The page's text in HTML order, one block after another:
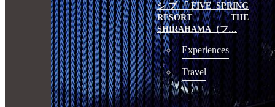
シブ「FIVE SPRING
RESORT THE
SHIRAHAMA（フ…
Experiences
Travel